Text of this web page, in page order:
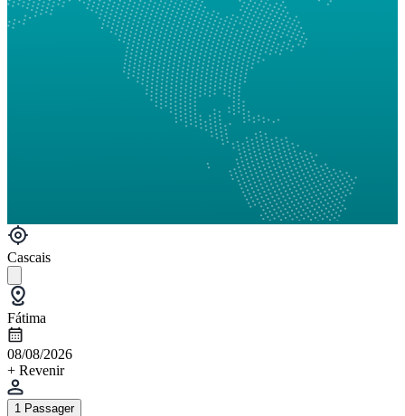
Cascais
Fátima
08/08/2026
+ Revenir
1 Passager